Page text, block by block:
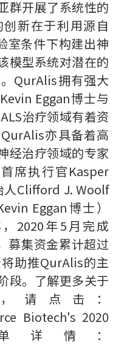
群开展了系统性的
新在于利用源自
室条件下构建出神
模型系统对潜在的
QurAlis拥有强大
Eggan博士与
治疗领域有着资
亦具备着高
经治疗领域的专家
席执行官Kasper
Clifford J. Woolf
Eggan博士）
2020年5月完成
募集资金累计超过
助推QurAlis的主
段。了解更多关于
请点击：
Biotech's 2020
详情：